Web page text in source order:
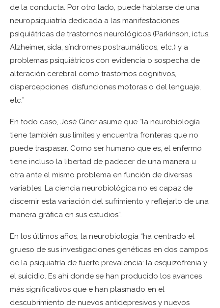
de la conducta. Por otro lado, puede hablarse de una
neuropsiquiatría dedicada a las manifestaciones
psiquiátricas de trastornos neurológicos (Parkinson, ictus,
Alzheimer, sida, síndromes postraumáticos, etc.) y a
problemas psiquiátricos con evidencia o sospecha de
alteración cerebral como trastornos cognitivos,
dispercepciones, disfunciones motoras o del lenguaje,
etc.”
En todo caso, José Giner asume que “la neurobiología
tiene también sus límites y encuentra fronteras que no
puede traspasar. Como ser humano que es, el enfermo
tiene incluso la libertad de padecer de una manera u
otra ante el mismo problema en función de diversas
variables. La ciencia neurobiológica no es capaz de
discernir esta variación del sufrimiento y reflejarlo de una
manera gráfica en sus estudios”.
En los últimos años, la neurobiología “ha centrado el
grueso de sus investigaciones genéticas en dos campos
de la psiquiatría de fuerte prevalencia: la esquizofrenia y
el suicidio. Es ahí donde se han producido los avances
más significativos que e han plasmado en el
descubrimiento de nuevos antidepresivos y nuevos